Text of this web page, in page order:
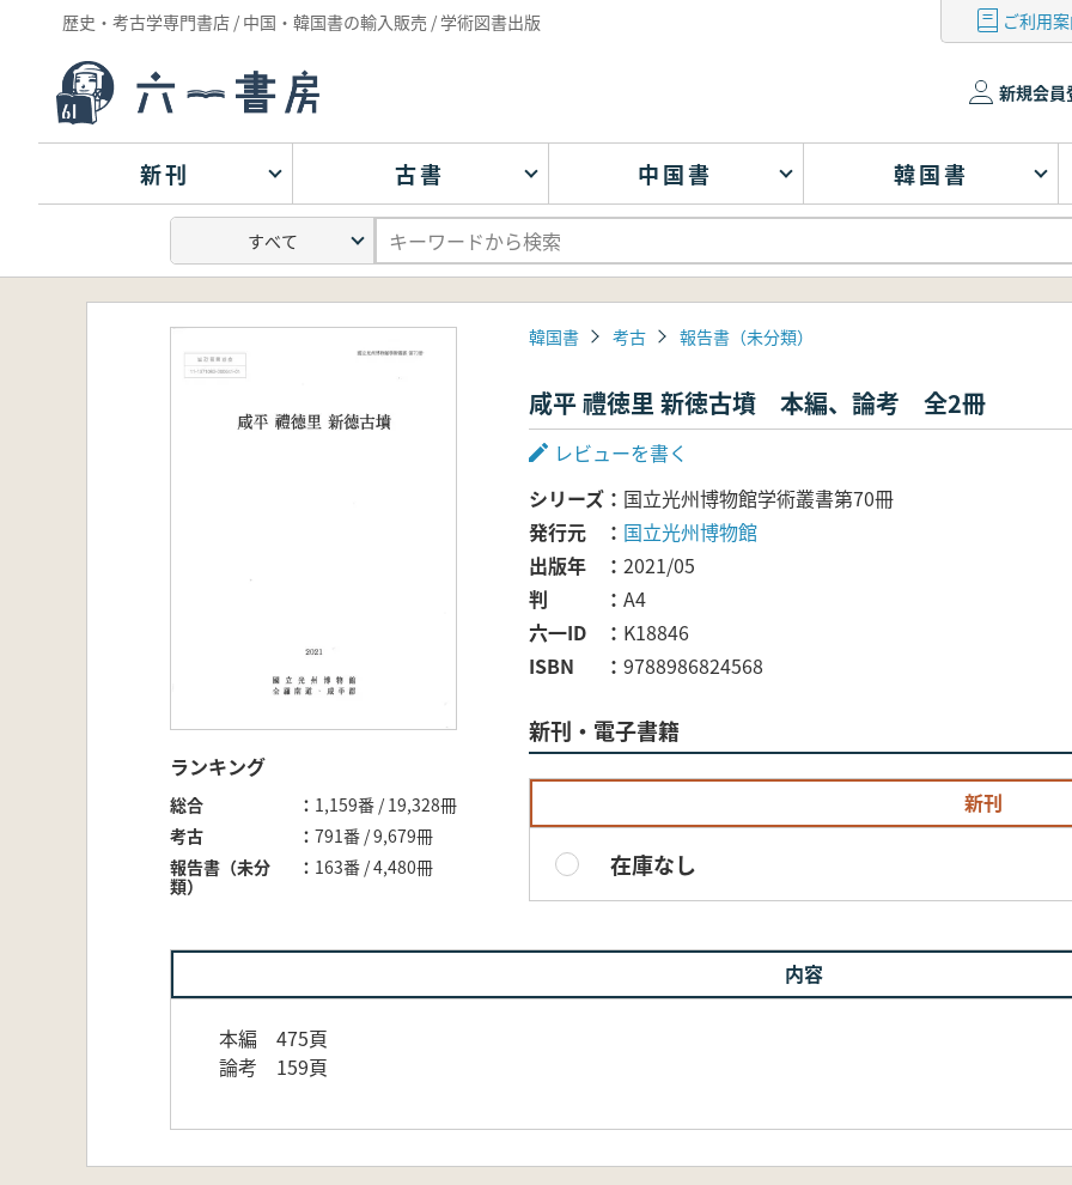
歴史・考古学専門書店 / 中国・韓国書の輸入販売 / 学術図書出版 ご利用
新規会員
新刊 古書 中国書 韓国書
ランキング
総合
1,159番 / 19,328冊
考古
791番 / 9,679冊
報告書（未分
類）
163番 / 4,480冊
韓国書 考古 報告書（未分類）
咸平 禮徳里 新徳古墳 本編、論考 全2冊
レビューを書く
シリーズ
国立光州博物館学術叢書第70冊
発行元
国立光州博物館
出版年
2021/05
判
A4
六一ID
K18846
ISBN
9788986824568
新刊・電子書籍
新刊
在庫なし
内容
本編 475頁
論考 159頁